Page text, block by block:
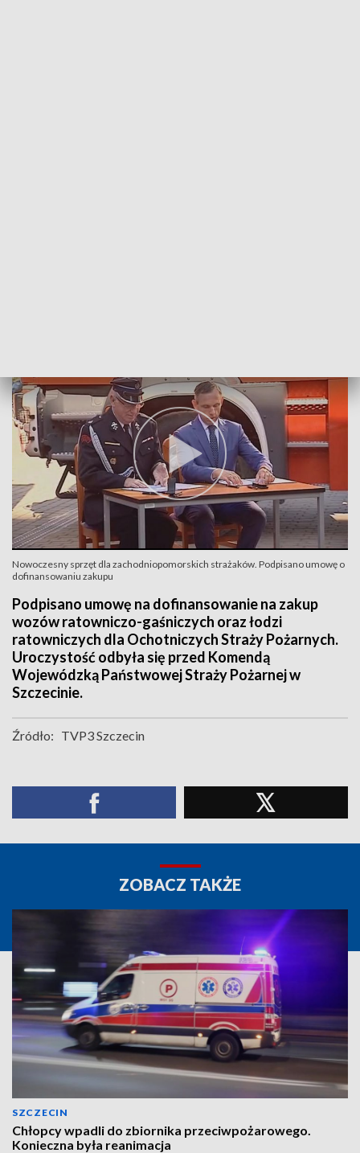
Nowoczesny sprzęt dla zachodniopomorskich strażaków. Podpisano umowę o
dofinansowaniu zakupu
Podpisano umowę na dofinansowanie na zakup
wozów ratowniczo-gaśniczych oraz łodzi
ratowniczych dla Ochotniczych Straży Pożarnych.
Uroczystość odbyła się przed Komendą
Wojewódzką Państwowej Straży Pożarnej w
Szczecinie.
Źródło: TVP3 Szczecin
ZOBACZ TAKŻE
SZCZECIN
Chłopcy wpadli do zbiornika przeciwpożarowego.
Konieczna była reanimacja